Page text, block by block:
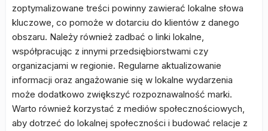
zoptymalizowane treści powinny zawierać lokalne słowa
kluczowe, co pomoże w dotarciu do klientów z danego
obszaru. Należy również zadbać o linki lokalne,
współpracując z innymi przedsiębiorstwami czy
organizacjami w regionie. Regularne aktualizowanie
informacji oraz angażowanie się w lokalne wydarzenia
może dodatkowo zwiększyć rozpoznawalność marki.
Warto również korzystać z mediów społecznościowych,
aby dotrzeć do lokalnej społeczności i budować relacje z